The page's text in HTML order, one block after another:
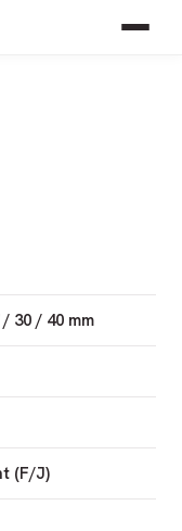
30 / 40 mm
(F/J)